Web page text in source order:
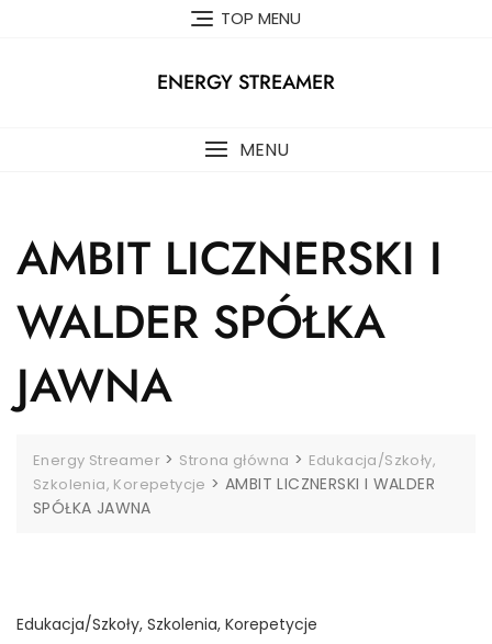
TOP MENU
ENERGY STREAMER
MENU
AMBIT LICZNERSKI I
WALDER SPÓŁKA
JAWNA
Energy Streamer > Strona główna > Edukacja/Szkoły,
Szkolenia, Korepetycje >AMBIT LICZNERSKI I WALDER
SPÓŁKA JAWNA
Edukacja/Szkoły, Szkolenia, Korepetycje